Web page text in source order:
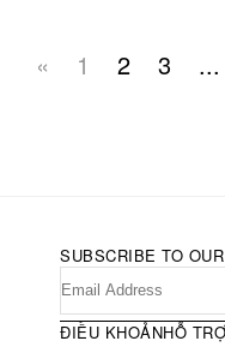
« 1 2 3 ...
SUBSCRIBE TO
ĐIỀU KHOẢNHỖ TRỢ